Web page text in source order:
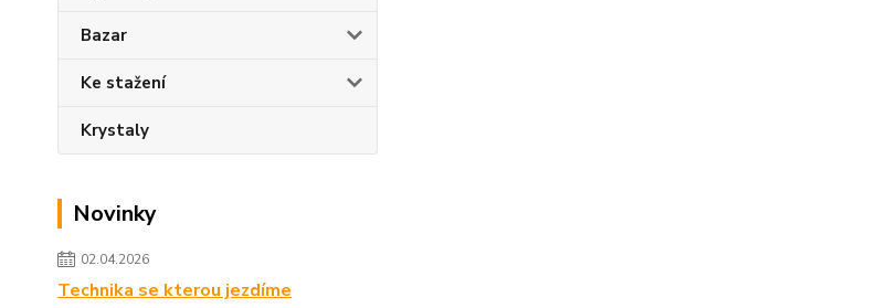
Bazar
Ke stažení
Krystaly
Novinky
02.04.2026
Technika se kterou jezdíme